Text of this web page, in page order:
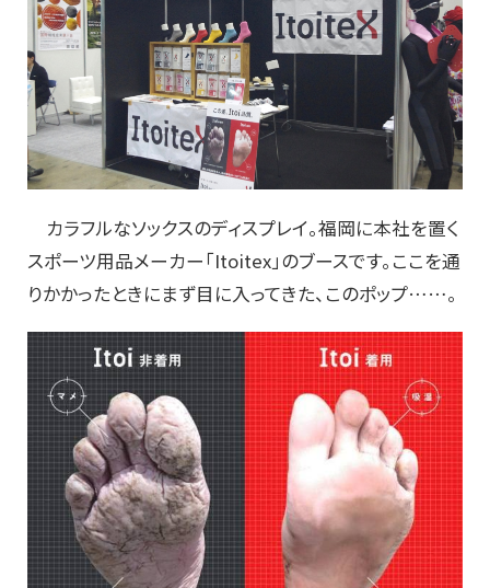
カラフルなソックスのディスプレイ。福岡に本社を置く
スポーツ用品メーカー「Itoitex」のブースです。ここを通
りかかったときにまず目に入ってきた、このポップ……。